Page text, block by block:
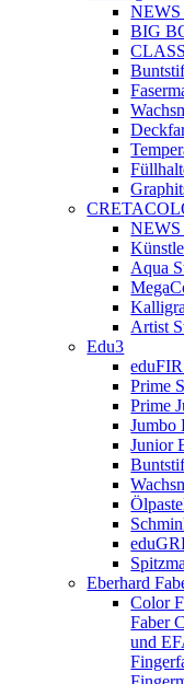
NEWS
BIG
NEWS
Aqua
Artist
Edu3
Prime
Prime
Jumbo
Junior
Eberhard
Color
Faber
und